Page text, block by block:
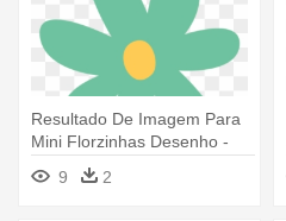
Resultado De Imagem Para
Mini Florzinhas Desenho -
Florzinhas Desenho Png
9 2